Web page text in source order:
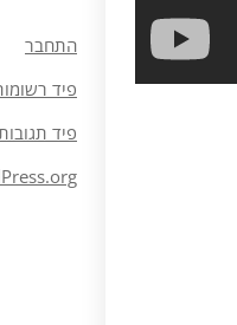
התחבר
פיד
פיד